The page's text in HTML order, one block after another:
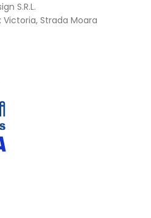
S.R.L.
Victoria, Strada Moara